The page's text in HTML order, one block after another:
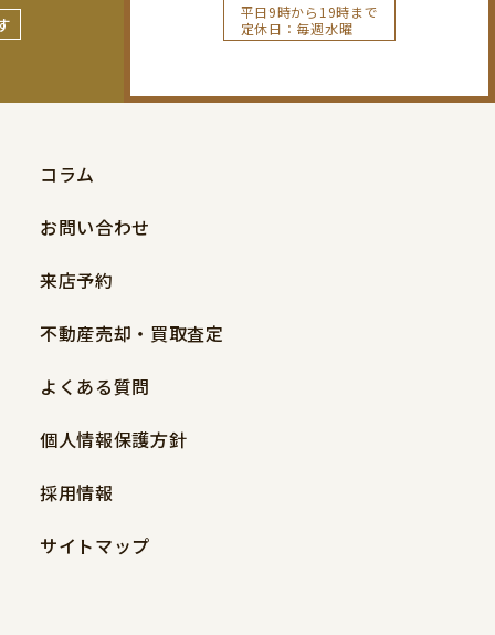
平日9時から19時まで
定休日：毎週水曜
コラム
お問い合わせ
来店予約
不動産売却・買取査定
よくある質問
個人情報保護方針
採用情報
サイトマップ